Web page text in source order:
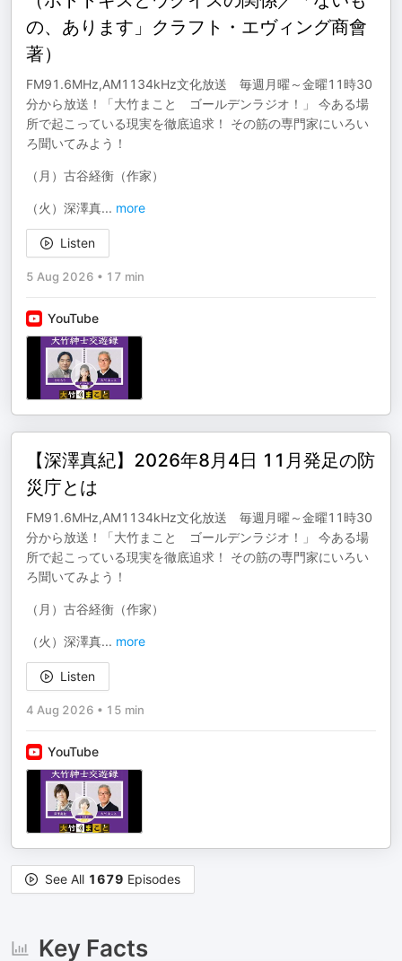
の、あります」クラフト・エヴィング商會
著）
FM91.6MHz,AM1134kHz文化放送 毎週月曜～金曜11時30
分から放送！「大竹まこと ゴールデンラジオ！」 今ある場
所で起こっている現実を徹底追求！ その筋の専門家にいろい
ろ聞いてみよう！
（月）古谷経衡（作家）
（火）深澤真... more
Listen
5 Aug 2026 • 17 min
YouTube
【深澤真紀】2026年8月4日 11月発足の防
災庁とは
FM91.6MHz,AM1134kHz文化放送 毎週月曜～金曜11時30
分から放送！「大竹まこと ゴールデンラジオ！」 今ある場
所で起こっている現実を徹底追求！ その筋の専門家にいろい
ろ聞いてみよう！
（月）古谷経衡（作家）
（火）深澤真... more
Listen
4 Aug 2026 • 15 min
YouTube
See All 1679 Episodes
Key Facts